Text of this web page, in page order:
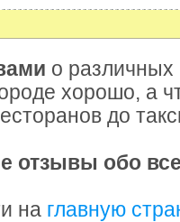
о различных
хорошо, а
до
отзывы обо
на главную